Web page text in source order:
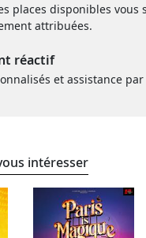
places disponibles vous
attribuées.
réactif
et assistance
intéresser